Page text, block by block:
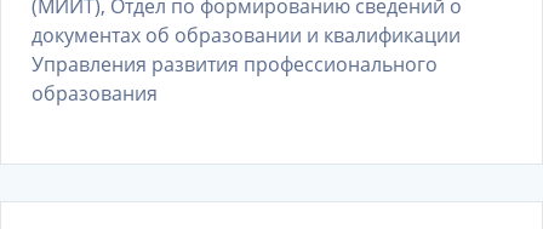
(МИИТ), Отдел по формированию сведений о
документах об образовании и квалификации
Управления развития профессионального
образования